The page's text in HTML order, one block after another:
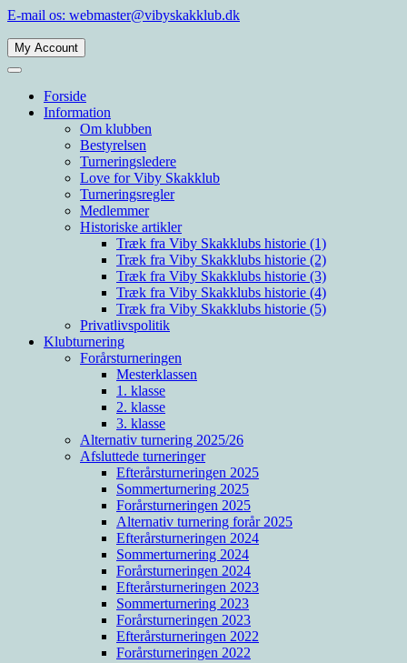
Spring
indhold
E-mail os: webmaster@vibyskakklub.dk
Viby Skakklub
Velkommen til Viby Skakklubs hjemmeside. Viby Skakklub er en af
Århus' og Danmarks største skakklubber med spillere i alle styrkelag.
My Account
Forside
Information
Om klubben
Bestyrelsen
Turneringsledere
Love for Viby Skakklub
Turneringsregler
Medlemmer
Historiske artikler
Træk fra Viby Skakklubs historie (1)
Træk fra Viby Skakklubs historie (2)
Træk fra Viby Skakklubs historie (3)
Træk fra Viby Skakklubs historie (4)
Træk fra Viby Skakklubs historie (5)
Privatlivspolitik
Klubturnering
Forårsturneringen
Mesterklassen
1. klasse
2. klasse
3. klasse
Alternativ turnering 2025/26
Afsluttede turneringer
Efterårsturneringen 2025
Sommerturnering 2025
Forårsturneringen 2025
Alternativ turnering forår 2025
Efterårsturneringen 2024
Sommerturnering 2024
Forårsturneringen 2024
Efterårsturneringen 2023
Sommerturnering 2023
Forårsturneringen 2023
Efterårsturneringen 2022
Forårsturneringen 2022